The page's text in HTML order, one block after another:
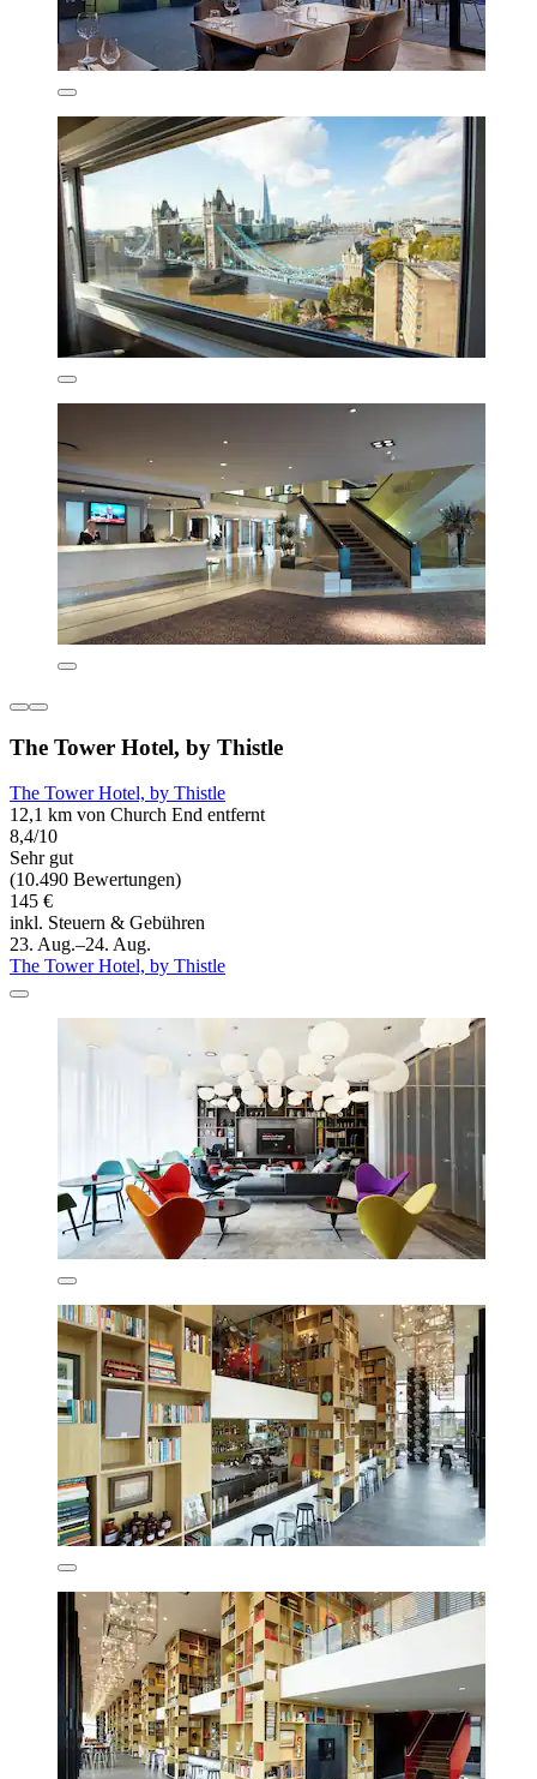
The Tower Hotel, by Thistle
The Tower Hotel, by Thistle
12,1 km von Church End entfernt
8,4/10
Sehr gut
(10.490 Bewertungen)
145 €
inkl. Steuern & Gebühren
23. Aug.–24. Aug.
The Tower Hotel, by Thistle